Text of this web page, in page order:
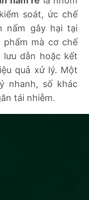
soát, ức chế
nấm gây hại tại
mà cơ chế
dẫn hoặc kết
quả xử lý. Một
nhanh, số khác
tái nhiễm.